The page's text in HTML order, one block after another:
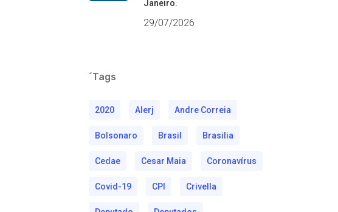
Janeiro.
29/07/2026
´Tags
2020 Alerj Andre Correia
Bolsonaro Brasil Brasilia
Cedae Cesar Maia Coronavírus
Covid-19 CPI Crivella